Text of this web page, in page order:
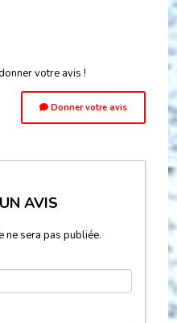
votre avis !
Donner votre avis
AVIS
ne sera pas publiée.